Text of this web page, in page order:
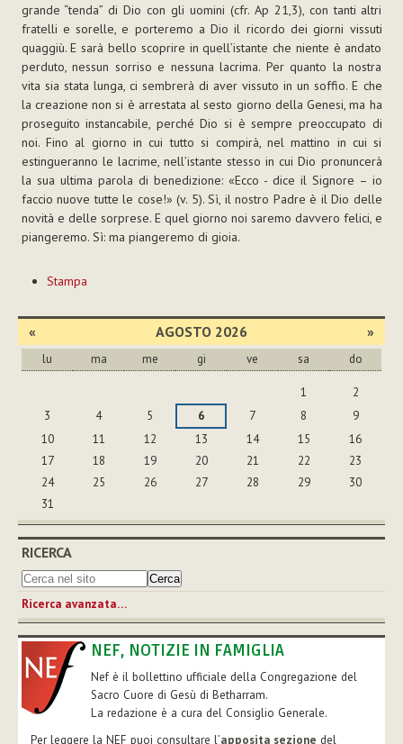
grande “tenda” di Dio con gli uomini (cfr. Ap 21,3), con tanti altri
fratelli e sorelle, e porteremo a Dio il ricordo dei giorni vissuti
quaggiù. E sarà bello scoprire in quell’istante che niente è andato
perduto, nessun sorriso e nessuna lacrima. Per quanto la nostra
vita sia stata lunga, ci sembrerà di aver vissuto in un soffio. E che
la creazione non si è arrestata al sesto giorno della Genesi, ma ha
proseguito instancabile, perché Dio si è sempre preoccupato di
noi. Fino al giorno in cui tutto si compirà, nel mattino in cui si
estingueranno le lacrime, nell’istante stesso in cui Dio pronuncerà
la sua ultima parola di benedizione: «Ecco - dice il Signore – io
faccio nuove tutte le cose!» (v. 5). Sì, il nostro Padre è il Dio delle
novità e delle sorprese. E quel giorno noi saremo davvero felici, e
piangeremo. Sì: ma piangeremo di gioia.
sul
Stampa
« AGOSTO 2026 »
lu ma me gi ve sa do
1
2
3
4 5 6 7 8
9
10
11 12 13 14 15
16
17
18 19 20 21 22
23
24
25 26 27 28 29
30
31
RICERCA
Ricerca avanzata…
NEF, NOTIZIE IN FAMIGLIA
Nef è il bollettino ufficiale della Congregazione del
Sacro Cuore di Gesù di Betharram.
La redazione è a cura del Consiglio Generale.
Per leggere la NEF puoi consultare l’apposita sezione del